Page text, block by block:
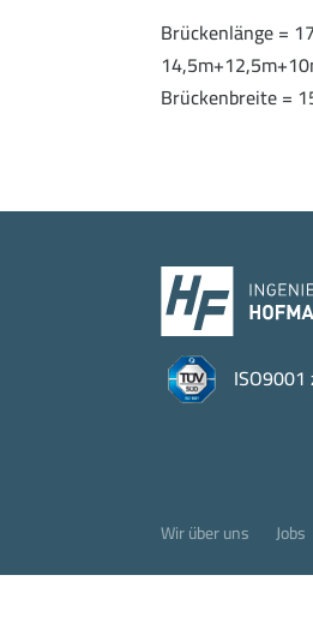
Brückenlänge =
Brückenbreite =
Wir über uns Jobs